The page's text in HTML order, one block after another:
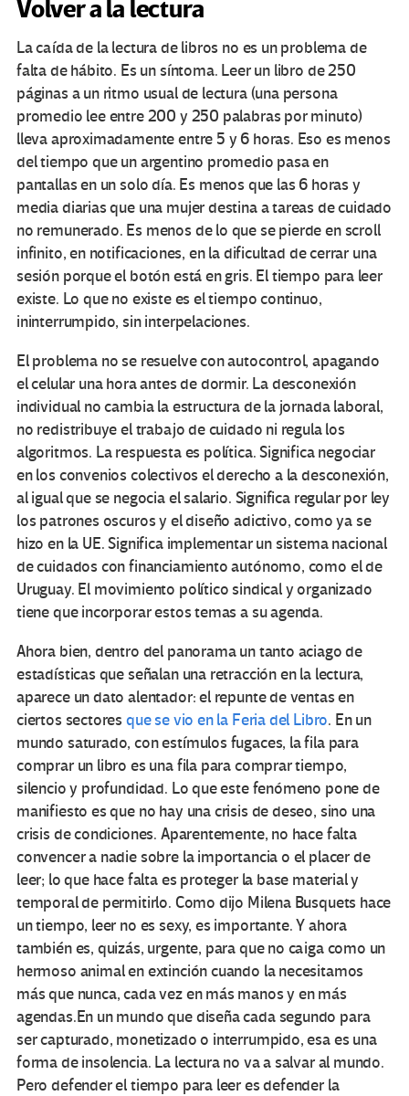
Volver a la lectura
La caída de la lectura de libros no es un problema de
falta de hábito. Es un síntoma. Leer un libro de 250
páginas a un ritmo usual de lectura (una persona
promedio lee entre 200 y 250 palabras por minuto)
lleva aproximadamente entre 5 y 6 horas. Eso es menos
del tiempo que un argentino promedio pasa en
pantallas en un solo día. Es menos que las 6 horas y
media diarias que una mujer destina a tareas de cuidado
no remunerado. Es menos de lo que se pierde en scroll
infinito, en notificaciones, en la dificultad de cerrar una
sesión porque el botón está en gris. El tiempo para leer
existe. Lo que no existe es el tiempo continuo,
ininterrumpido, sin interpelaciones.
El problema no se resuelve con autocontrol, apagando
el celular una hora antes de dormir. La desconexión
individual no cambia la estructura de la jornada laboral,
no redistribuye el trabajo de cuidado ni regula los
algoritmos. La respuesta es política. Significa negociar
en los convenios colectivos el derecho a la desconexión,
al igual que se negocia el salario. Significa regular por ley
los patrones oscuros y el diseño adictivo, como ya se
hizo en la UE. Significa implementar un sistema nacional
de cuidados con financiamiento autónomo, como el de
Uruguay. El movimiento político sindical y organizado
tiene que incorporar estos temas a su agenda.
Ahora bien, dentro del panorama un tanto aciago de
estadísticas que señalan una retracción en la lectura,
aparece un dato alentador: el repunte de ventas en
ciertos sectores que se vio en la Feria del Libro. En un
mundo saturado, con estímulos fugaces, la fila para
comprar un libro es una fila para comprar tiempo,
silencio y profundidad. Lo que este fenómeno pone de
manifiesto es que no hay una crisis de deseo, sino una
crisis de condiciones. Aparentemente, no hace falta
convencer a nadie sobre la importancia o el placer de
leer; lo que hace falta es proteger la base material y
temporal de permitirlo. Como dijo Milena Busquets hace
un tiempo, leer no es sexy, es importante. Y ahora
también es, quizás, urgente, para que no caiga como un
hermoso animal en extinción cuando la necesitamos
más que nunca, cada vez en más manos y en más
agendas.En un mundo que diseña cada segundo para
ser capturado, monetizado o interrumpido, esa es una
forma de insolencia. La lectura no va a salvar al mundo.
Pero defender el tiempo para leer es defender la